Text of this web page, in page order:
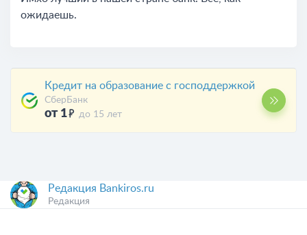
ожидаешь.
Кредит на образование с господдержкой
СберБанк
от 1 до 15 лет
Редакция Bankiros.ru
Редакция